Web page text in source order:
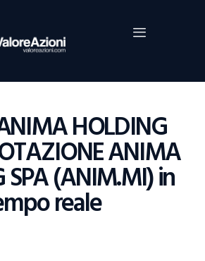
HOLDING
ANIMA
SPA (ANIM.MI) in
reale